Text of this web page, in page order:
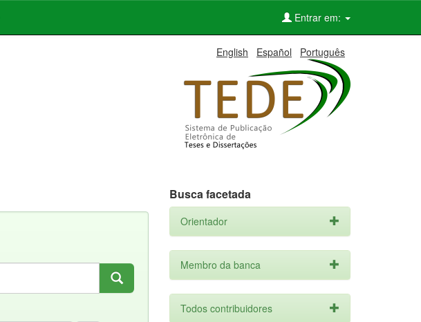
Entrar em:
English Español Português
Busca facetada
Orientador
Membro da banca
Todos contribuidores